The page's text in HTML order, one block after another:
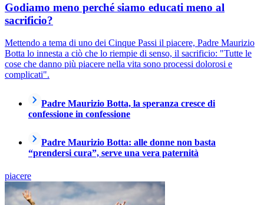
Godiamo meno perché siamo educati meno al
sacrificio?
Mettendo a tema di uno dei Cinque Passi il piacere, Padre Maurizio
Botta lo innesta a ciò che lo riempie di senso, il sacrificio: "Tutte le
cose che danno più piacere nella vita sono processi dolorosi e
complicati".
Padre Maurizio Botta, la speranza cresce di
confessione in confessione
Padre Maurizio Botta: alle donne non basta
“prendersi cura”, serve una vera paternità
piacere